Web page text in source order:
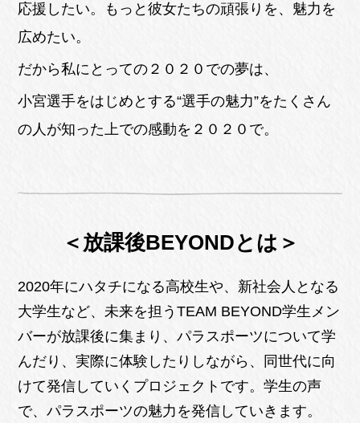
応援したい。もっと彼女たちの頑張りを、魅力を
広めたい。
だから私にとっての２０２０での夢は、
小宮選手をはじめとする“選手の魅力”をたくさん
の人が知った上での感動を２０２０で。
＜放課後BEYONDとは＞
2020年にハタチになる高校生や、新社会人となる
大学生など、未来を担うTEAM BEYOND学生メン
バーが放課後に集まり、パラスポーツについて学
んだり、実際に体験したりしながら、同世代に向
けて発信していくプロジェクトです。学生の声
で、パラスポーツの魅力を発信していきます。